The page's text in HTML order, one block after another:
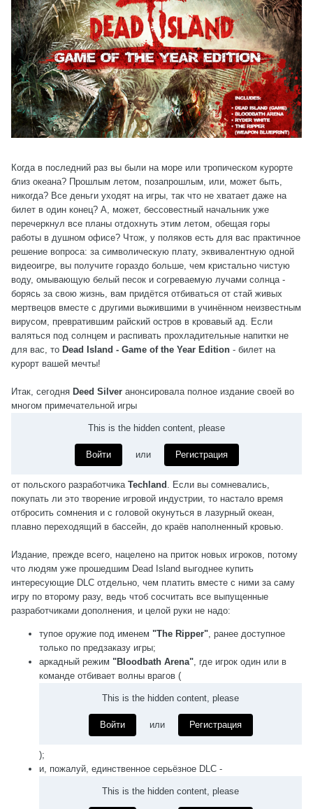
Когда в последний раз вы были на море или тропическом курорте
близ океана? Прошлым летом, позапрошлым, или, может быть,
никогда? Все деньги уходят на игры, так что не хватает даже на
билет в один конец? А, может, бессовестный начальник уже
перечеркнул все планы отдохнуть этим летом, обещая горы
работы в душном офисе? Чтож, у поляков есть для вас практичное
решение вопроса: за символическую плату, эквивалентную одной
видеоигре, вы получите гораздо больше, чем кристально чистую
воду, омывающую белый песок и согреваемую лучами солнца -
борясь за свою жизнь, вам придётся отбиваться от стай живых
мертвецов вместе с другими выжившими в учинённом неизвестным
вирусом, превратившим райский остров в кровавый ад. Если
валяться под солнцем и распивать прохладительные напитки не
для вас, то Dead Island - Game of the Year Edition - билет на
курорт вашей мечты!
Итак, сегодня Deed Silver анонсировала полное издание своей во
многом примечательной игры
This is the hidden content, please
Войти или Регистрация
от польского разработчика Techland
. Если вы сомневались,
покупать ли это творение игровой индустрии, то настало время
отбросить сомнения и с головой окунуться в лазурный океан,
плавно переходящий в бассейн, до краёв наполненный кровью.
Издание, прежде всего, нацелено на приток новых игроков, потому
что людям уже прошедшим Dead Island выгоднее купить
интересующие DLC отдельно, чем платить вместе с ними за саму
игру по второму разу, ведь чтоб сосчитать все выпущенные
разработчиками дополнения, и целой руки не надо:
тупое оружие под именем "The Ripper" , ранее доступное
только по предзаказу игры;
аркадный режим "Bloodbath Arena" , где игрок один или в
команде отбивает волны врагов (
This is the hidden content, please
Войти или Регистрация
);
и, пожалуй, единственное серьёзное DLC -
This is the hidden content, please